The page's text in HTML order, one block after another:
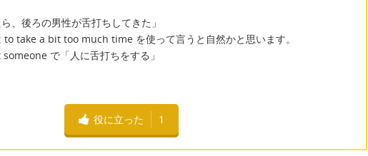
、後ろの男性が舌打ちしてきた」
to take a bit too much time を使って言うと自然かと思います。
で「人に舌打ちをする」
役に立った 1